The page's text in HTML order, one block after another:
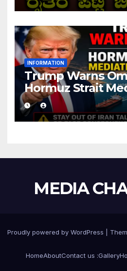
INFORMATION
Trump Warns
Hormuz Strait
With Iran
MEDIA
Proudly powered by WordPress
HomeAboutContact us :Gallery